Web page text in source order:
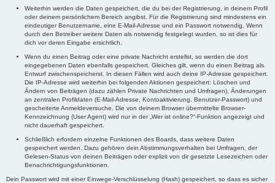
Weiterhin werden die Daten gespeichert, die du bei der Registrierung, in deinem Profil
oder deinem persönlichem Bereich angibst. Für die Registrierung sind mindestens ein
eindeutiger Benutzername, eine E-Mail-Adresse und ein Passwort notwendig. Wenn
durch den Betreiber weitere Daten als notwendig festgelegt wurden, so ist dies für
dich vor deren Eingabe ersichtlich.
Wenn du einen Beitrag oder eine private Nachricht erstellst, so werden die dort
eingegebenen Daten ebenfalls gespeichert. Gleiches gilt, wenn du einen Beitrag als
Entwurf zwischenspeicherst. In diesen Fällen wird auch deine IP-Adresse gespeichert.
Die IP-Adresse wird weiterhin bei folgenden Aktionen gespeichert: Löschen und
Ändern von Beiträgen (dazu zählen Private Nachrichten und Umfragen), Änderungen
an zentralen Profildaten (E-Mail-Adresse, Kontoaktivierung, Benutzer-Passwort) und
gescheiterte Anmeldeversuche. Die von deinem Browser übermittelte Browser-
Kennzeichnung (User Agent) wird nur in der „Wer ist online?“-Funktion angezeigt und
nicht dauerhaft gespeichert.
Schließlich erfordern einzelne Funktionen des Boards, dass weitere Daten
gespeichert werden. Dazu gehören dein Abstimmungsverhalten bei Umfragen, der
Gelesen-Status von deinen Beiträgen oder explizit von dir gesetzte Lesezeichen oder
Benachrichtigungsfunktionen.
Dein Passwort wird mit einer Einwege-Verschlüsselung (Hash) gespeichert, so dass es sicher